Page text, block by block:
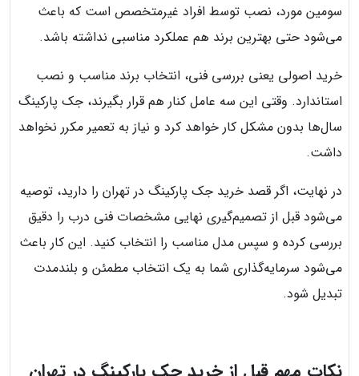
سومین مورد، نصب توسط افراد غیرمتخصص است که باعث
می‌شود حتی بهترین برند هم عملکرد مناسبی نداشته باشد.
خرید اصولی یعنی بررسی فنی، انتخاب برند مناسب و نصب
استاندارد. وقتی این سه عامل کنار هم قرار بگیرند، جک پارکینگ
سال‌ها بدون مشکل کار خواهد کرد و نیاز به تعمیر مکرر نخواهد
داشت.
در نهایت، اگر قصد خرید جک پارکینگ در تهران را دارید، توصیه
می‌شود قبل از تصمیم‌گیری نهایی مشخصات فنی درب را دقیق
بررسی کرده و سپس مدل مناسب را انتخاب کنید. این کار باعث
می‌شود سرمایه‌گذاری شما به یک انتخاب مطمئن و بلندمدت
تبدیل شود.